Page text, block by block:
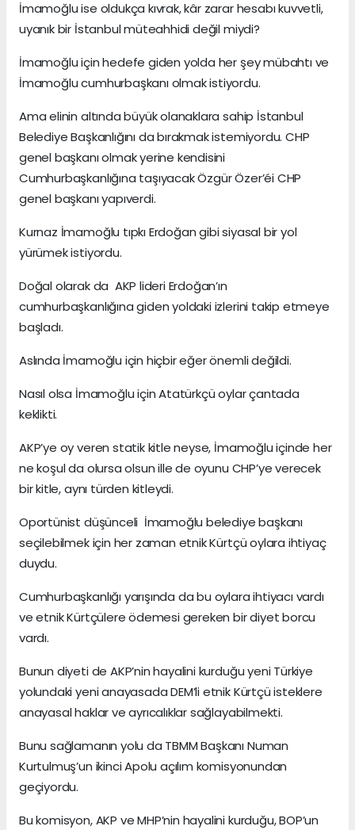
İmamoğlu ise oldukça kıvrak, kâr zarar hesabı kuvvetli,
uyanık bir İstanbul müteahhidi değil miydi?
İmamoğlu için hedefe giden yolda her şey mübahtı ve
İmamoğlu cumhurbaşkanı olmak istiyordu.
Ama elinin altında büyük olanaklara sahip İstanbul
Belediye Başkanlığını da bırakmak istemiyordu. CHP
genel başkanı olmak yerine kendisini
Cumhurbaşkanlığına taşıyacak Özgür Özer’éi CHP
genel başkanı yapıverdi.
Kurnaz İmamoğlu tıpkı Erdoğan gibi siyasal bir yol
yürümek istiyordu.
Doğal olarak da AKP lideri Erdoğan’ın
cumhurbaşkanlığına giden yoldaki izlerini takip etmeye
başladı.
Aslında İmamoğlu için hiçbir eğer önemli değildi.
Nasıl olsa İmamoğlu için Atatürkçü oylar çantada
keklikti.
AKP’ye oy veren statik kitle neyse, İmamoğlu içinde her
ne koşul da olursa olsun ille de oyunu CHP’ye verecek
bir kitle, aynı türden kitleydi.
Oportünist düşünceli İmamoğlu belediye başkanı
seçilebilmek için her zaman etnik Kürtçü oylara ihtiyaç
duydu.
Cumhurbaşkanlığı yarışında da bu oylara ihtiyacı vardı
ve etnik Kürtçülere ödemesi gereken bir diyet borcu
vardı.
Bunun diyeti de AKP’nin hayalini kurduğu yeni Türkiye
yolundaki yeni anayasada DEM’li etnik Kürtçü isteklere
anayasal haklar ve ayrıcalıklar sağlayabilmekti.
Bunu sağlamanın yolu da TBMM Başkanı Numan
Kurtulmuş’un ikinci Apolu açılım komisyonundan
geçiyordu.
Bu komisyon, AKP ve MHP’nin hayalini kurduğu, BOP’un